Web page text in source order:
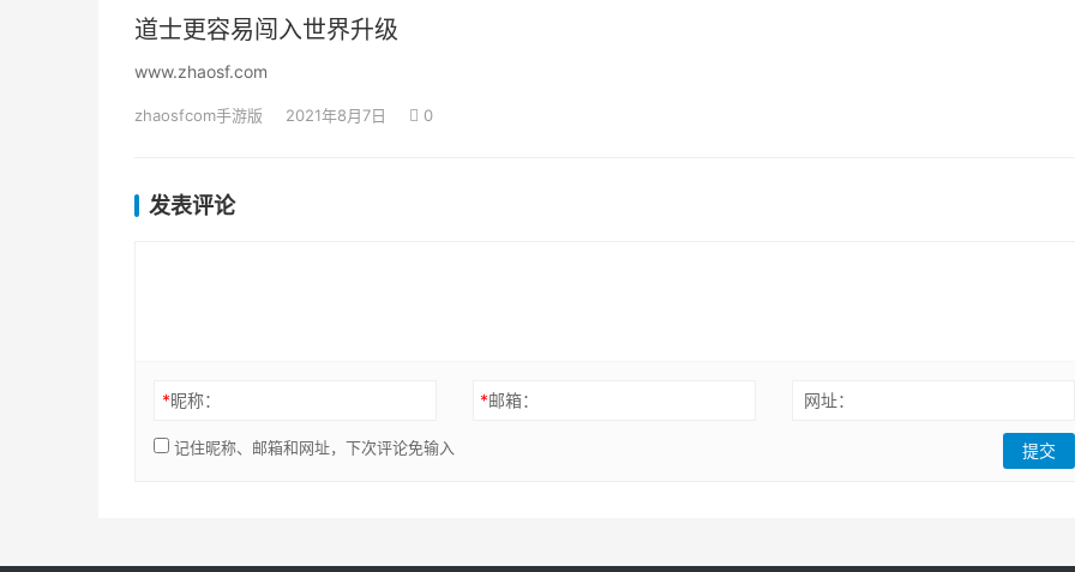
道士更容易闯入世界升级
www.zhaosf.com
zhaosfcom手游版 2021年8月7日 0
发表评论
*昵称： *邮箱： 网址：
记住昵称、邮箱和网址，下次评论免输入